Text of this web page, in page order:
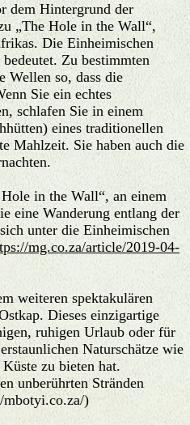
dem Hintergrund der
„The Hole in the Wall“,
Die Einheimischen
Zu bestimmten
Wellen so, dass die
Sie ein echtes
schlafen Sie in einem
eines traditionellen
Mahlzeit. Sie haben auch die
in the Wall“, an einem
eine Wanderung entlang der
unter die Einheimischen
mg.co.za/article/2019-04-
weiteren spektakulären
Dieses einzigartige
ruhigen Urlaub oder für
Naturschätze wie
zu bieten hat.
unberührten Stränden
mbotyi.co.za/)